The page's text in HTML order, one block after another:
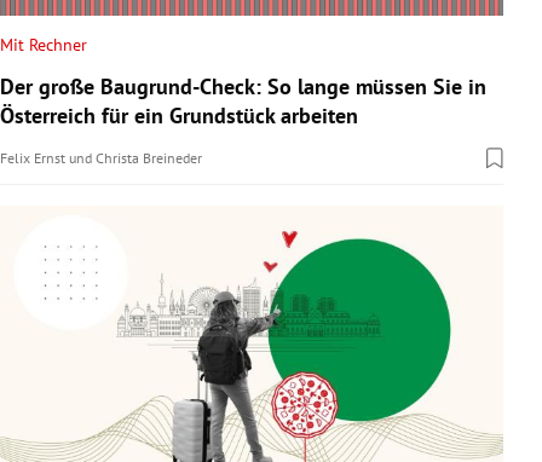
Mit Rechner
Der große Baugrund-Check: So lange müssen Sie in
Österreich für ein Grundstück arbeiten
Felix Ernst und Christa Breineder